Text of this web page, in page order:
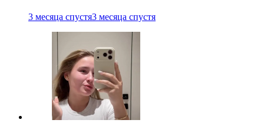
3 месяца спустя3 месяца спустя